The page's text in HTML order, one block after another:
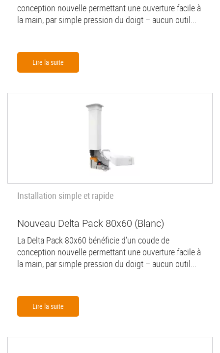
conception nouvelle permettant une ouverture facile à
la main, par simple pression du doigt – aucun outil...
Lire la suite
Installation simple et rapide
Nouveau Delta Pack 80x60 (Blanc)
La Delta Pack 80x60 bénéficie d’un coude de
conception nouvelle permettant une ouverture facile à
la main, par simple pression du doigt – aucun outil...
Lire la suite